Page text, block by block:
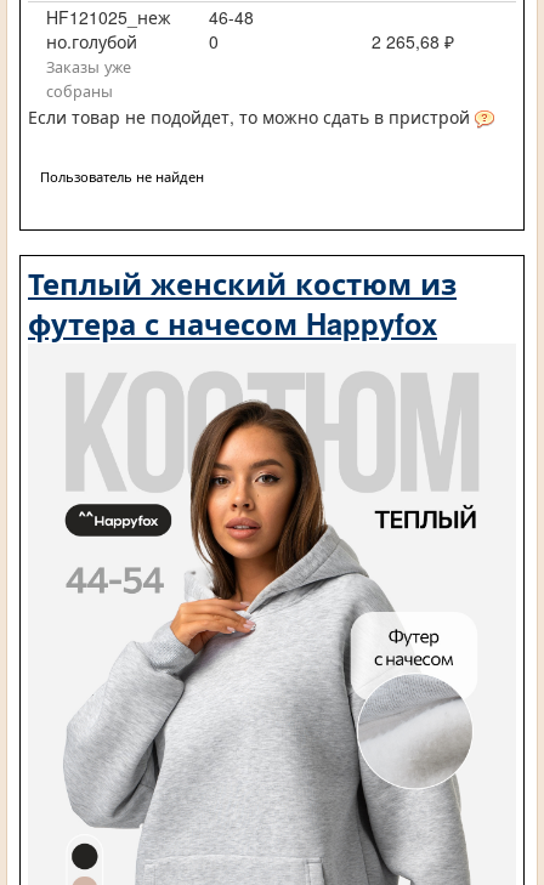
HF121025_неж
но.голубой
46-48
0
2 265,68 ₽
Заказы уже
собраны
Если товар не подойдет, то можно сдать в пристрой
Пользователь не найден
Теплый женский костюм из
футера с начесом Happyfox